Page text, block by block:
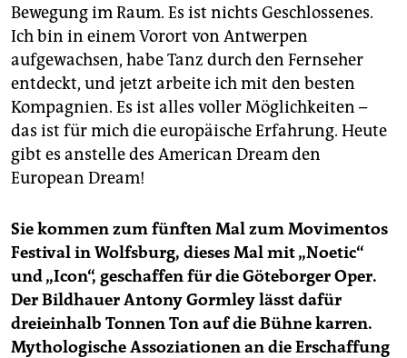
Bewegung im Raum. Es ist nichts Geschlossenes.
Ich bin in einem Vorort von Antwerpen
aufgewachsen, habe Tanz durch den Fernseher
entdeckt, und jetzt arbeite ich mit den besten
Kompagnien. Es ist alles voller Möglichkeiten –
das ist für mich die europäische Erfahrung. Heute
gibt es anstelle des American Dream den
European Dream!
Sie kommen zum fünften Mal zum Movimentos
Festival in Wolfsburg, dieses Mal mit „Noe­tic“
und „Icon“, geschaffen für die Göteborger Oper.
Der Bildhauer Antony Gormley lässt dafür
dreieinhalb Tonnen Ton auf die Bühne karren.
Mythologische Assoziationen an die Erschaffung